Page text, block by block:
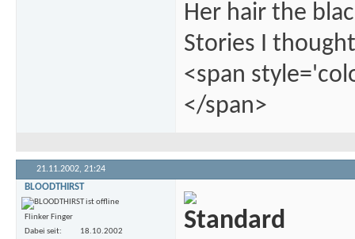
Her hair the
Stories I
<span
</span>
21.11.2002, 21:24
BLOODTHIRST
Flinker Finger
Dabei seit
18.10.2002